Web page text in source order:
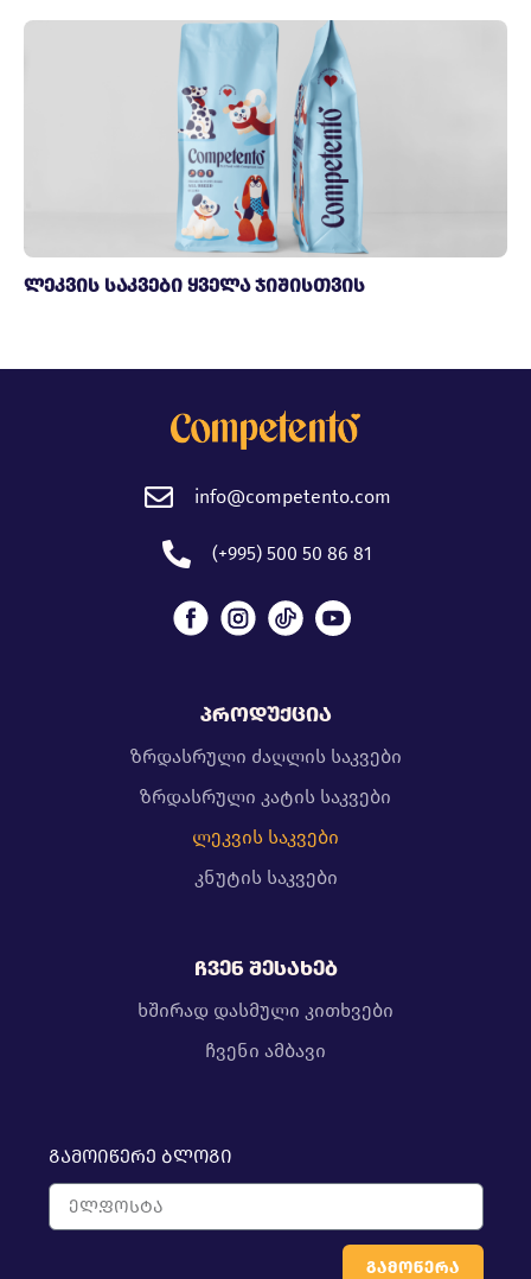
ლეკვის საკვები ყველა ჯიშისთვის
info@competento.com
(+995) 500 50 86 81
პროდუქცია
ზრდასრული ძაღლის საკვები
ზრდასრული კატის საკვები
ლეკვის საკვები
კნუტის საკვები
ჩვენ შესახებ
ხშირად დასმული კითხვები
ჩვენი ამბავი
გამოიწერე ბლოგი
გამოწერა